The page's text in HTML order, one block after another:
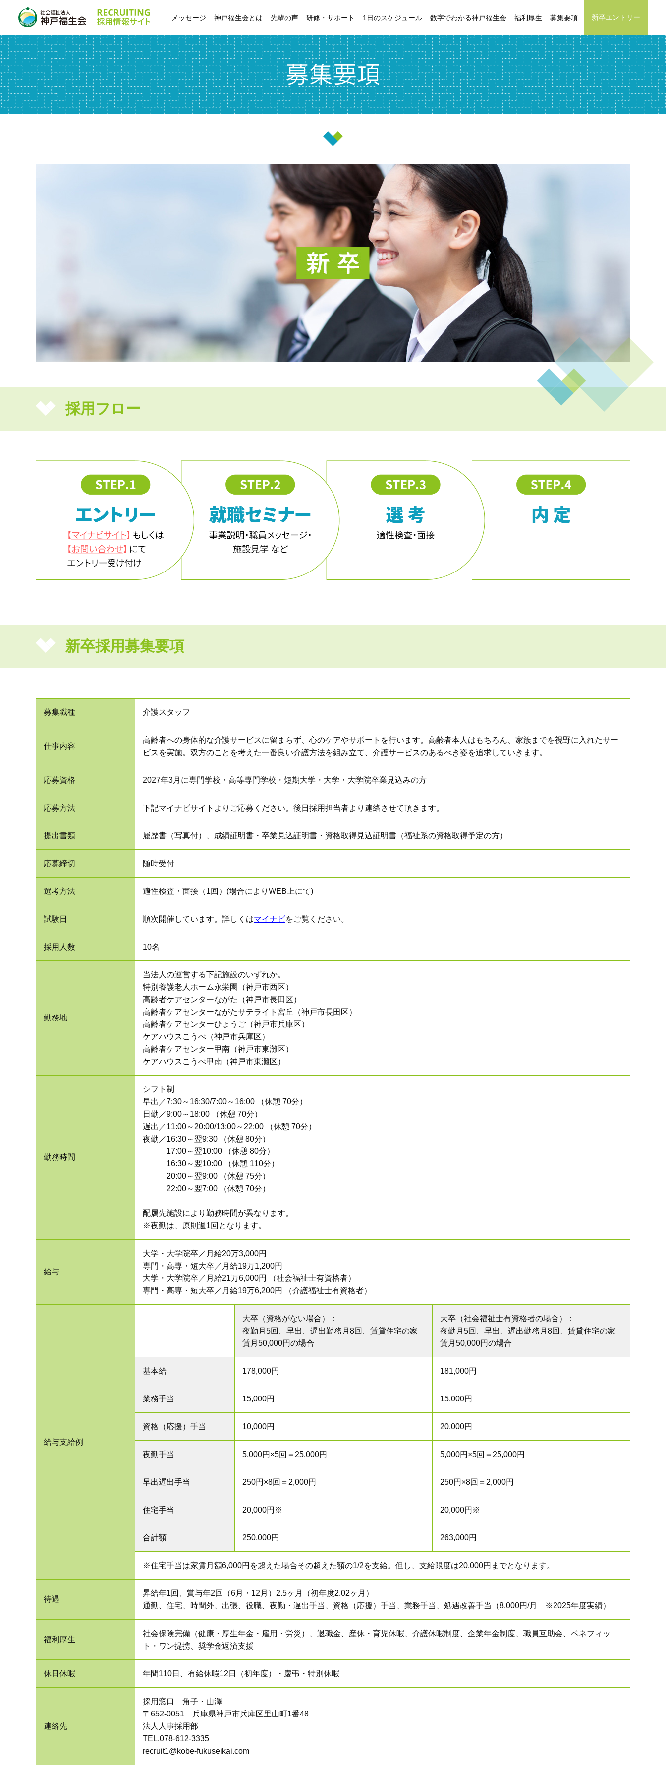
メッセージ 神戸福生会とは 先輩の声 研修・サポート
職員研修制度
資格取得サポート
キャリアイメージ
1日のスケジュール
日勤
夜勤
数字でわかる神戸福生会 福利厚生 募集要項 新卒エントリー
採用フロー
新卒採用募集要項
募集職種 介護スタッフ
仕事内容
高齢者への身体的な介護サービスに留まらず、心のケアやサポートを行います。 高齢者本人はもちろん、家族までを視野に入れたサー
ビスを実施。 双方のことを考えた一番良い介護方法を組み立て、介護サービスのあるべき姿を追求していきます。
応募資格 2027年3月に専門学校・高等専門学校・短期大学・大学・大学院卒業見込みの方
応募方法 下記マイナビサイトよりご応募ください。後日採用担当者より連絡させて頂きます。
提出書類 履歴書（写真付）、成績証明書・卒業見込証明書・資格取得見込証明書（福祉系の資格取得予定の方）
応募締切 随時受付
選考方法 適性検査・面接（1回）(場合によりWEB上にて)
試験日 順次開催しています。詳しくはマイナビをご覧ください。
採用人数 10名
勤務地
当法人の運営する下記施設のいずれか。
特別養護老人ホーム永栄園（神戸市西区）
高齢者ケアセンターながた（神戸市長田区）
高齢者ケアセンターながたサテライト宮丘（神戸市長田区）
高齢者ケアセンターひょうご（神戸市兵庫区）
ケアハウスこうべ（神戸市兵庫区）
高齢者ケアセンター甲南（神戸市東灘区）
ケアハウスこうべ甲南（神戸市東灘区）
勤務時間
シフト制
早出／7:30～16:30/7:00～16:00 （休憩 70分）
日勤／9:00～18:00 （休憩 70分）
遅出／11:00～20:00/13:00～22:00 （休憩 70分）
夜勤／16:30～翌9:30 （休憩 80分）
17:00～翌10:00 （休憩 80分）
16:30～翌10:00 （休憩 110分）
20:00～翌9:00 （休憩 75分）
22:00～翌7:00 （休憩 70分）
配属先施設により勤務時間が異なります。
※夜勤は、原則週1回となります。
給与
大学・大学院卒／月給20万3,000円
専門・高専・短大卒／月給19万1,200円
大学・大学院卒／月給21万6,000円 （社会福祉士有資格者）
専門・高専・短大卒／月給19万6,200円 （介護福祉士有資格者）
給与支給例
大卒（資格がない場合）：
夜勤月5回、早出、遅出勤務月8回、 賃貸住宅の家
賃月50,000円の場合
大卒（社会福祉士有資格者の場合）：
夜勤月5回、早出、遅出勤務月8回、 賃貸住宅の家
賃月50,000円の場合
基本給 178,000円 181,000円
業務手当 15,000円 15,000円
資格（応援）手当 10,000円 20,000円
夜勤手当 5,000円×5回＝25,000円 5,000円×5回＝25,000円
早出遅出手当 250円×8回＝2,000円 250円×8回＝2,000円
住宅手当 20,000円※ 20,000円※
合計額 250,000円 263,000円
※住宅手当は家賃月額6,000円を超えた場合その超えた額の1/2を支給。但し、支給限度は20,000円までとなります。
待遇
昇給年1回、賞与年2回（6月・12月）2.5ヶ月（初年度2.02ヶ月）
通勤、住宅、時間外、出張、役職、夜勤・遅出手当、資格（応援）手当、業務手当、処遇改善手当（8,000円/月 ※2025年度実績）
福利厚生
社会保険完備（健康・厚生年金・雇用・労災）、退職金、産休・育児休暇、 介護休暇制度、企業年金制度、職員互助会、ベネフィッ
ト・ワン提携、奨学金返済⽀援
休日休暇 年間110日、有給休暇12日（初年度）・慶弔・特別休暇
連絡先
採用窓口 角子・山澤
〒652-0051 兵庫県神戸市兵庫区里山町1番48
法人人事採用部
TEL.078-612-3335
recruit1@kobe-fukuseikai.com